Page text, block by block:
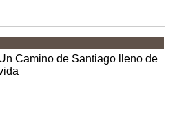
Camino de Santiago lleno de